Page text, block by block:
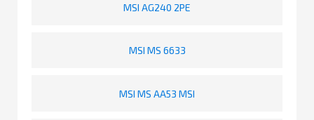
MSI AG240 2PE
MSI MS 6633
MSI MS AA53 MSI